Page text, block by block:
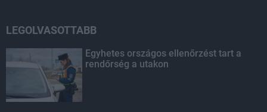
LEGOLVASOTTABB
Egyhetes országos ellenőrzést tart a
rendőrség a utakon